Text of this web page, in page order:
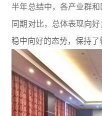
半年总结中，各产业群
同期对比，总体表现向好
稳中向好的态势，保持了